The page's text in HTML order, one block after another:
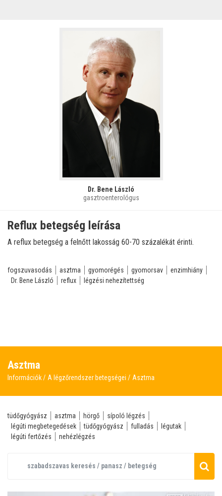
Dr. Bene László
gasztroenterológus
Reflux betegség leírása
A reflux betegség a felnőtt lakosság 60-70 százalékát érinti.
fogszuvasodás asztma gyomorégés gyomorsav
enzimhiány
Dr. Bene László
reflux légzési nehezítettség
Asztma
Információk A légzőrendszer betegségei Asztma
tüdőgyógyász asztma hörgő
sípoló légzés
légúti megbetegedések
tüdőgyógyász fulladás
légutak
légúti fertőzés
nehézlégzés